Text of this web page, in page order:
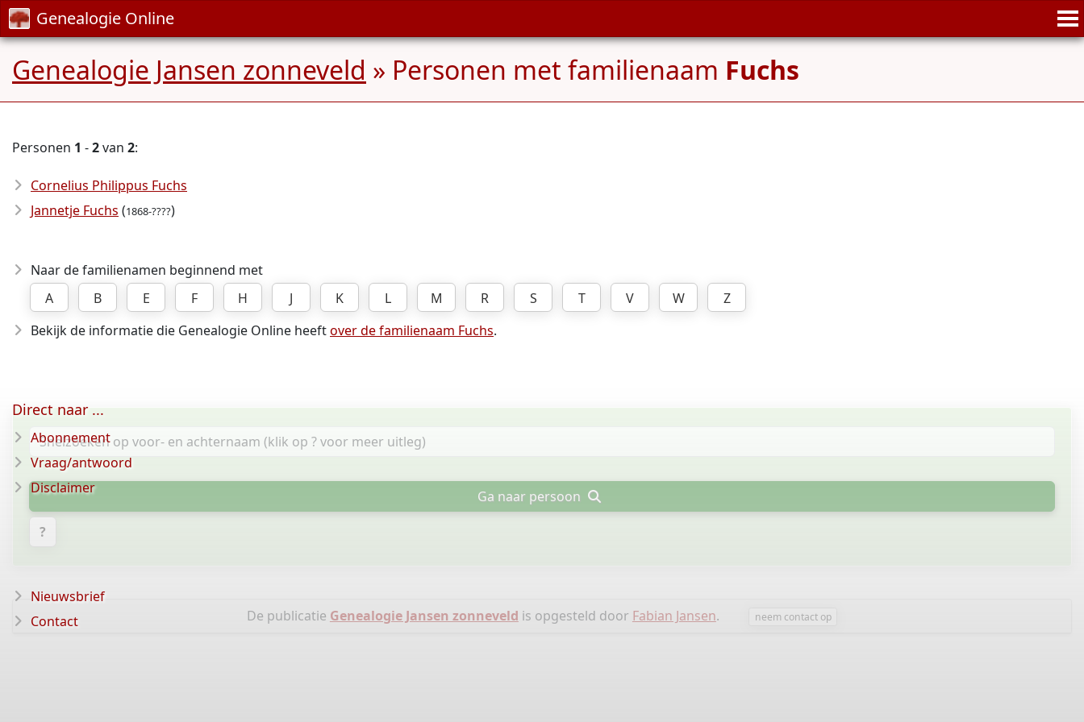
Genealogie Online
Genealogie Jansen zonneveld » Personen met familienaam Fuchs
Personen 1 -2van 2:
Cornelius Philippus Fuchs
Jannetje Fuchs (1868-????)
Naar de familienamen beginnend met
A
B E F H J K L M R S T V W
Z
Bekijk de informatie die Genealogie Online heeftover de familienaam Fuchs.
Ga naar persoon
?
De publicatie Genealogie Jansen zonneveld is opgesteld door Fabian Jansen. neem contact op
Direct naar ...
Abonnement
Vraag/antwoord
Disclaimer
Nieuwsbrief
Contact